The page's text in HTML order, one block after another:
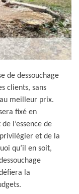
de dessouchage
clients, sans
meilleur prix.
fixé en
l’essence de
privilégier et de la
qu’il en soit,
la